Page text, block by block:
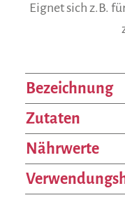
Eignet sich z.B.
Bezeichnung
Zutaten
Nährwerte